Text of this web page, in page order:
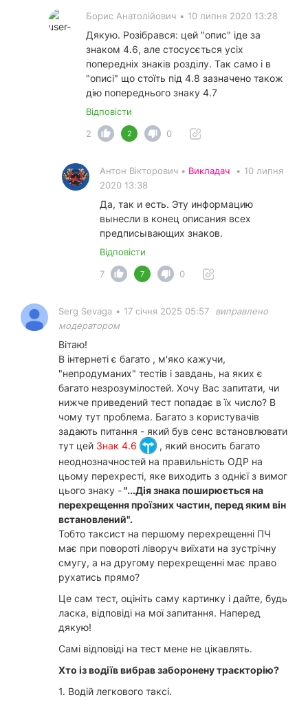
Борис Анатолійович • 10 липня 2020 13:28
Дякую. Розібрався: цей "опис" іде за
знаком 4.6, але стосусється усіх
попередніх знаків розділу. Так само і в
"описі" що стоїть під 4.8 зазначено також
дію попереднього знаку 4.7
Відповісти
2
2 0
Антон Вікторович • Викладач • 10 липня
2020 13:38
Да, так и есть. Эту информацию
вынесли в конец описания всех
предписывающих знаков.
Відповісти
7
7 0
Serg Sevaga • 17 січня 2025 05:57
виправлено
модератором
Вітаю!
В інтернеті є багато , м'яко кажучи,
"непродуманих" тестів і завдань, на яких є
багато незрозумілостей. Хочу Вас запитати, чи
нижче приведений тест попадає в їх число? В
чому тут проблема. Багато з користувачів
задають питання - який був сенс встановлювати
тут цей Знак 4.6
, який вносить багато
неоднозначностей на правильність ОДР на
цьому перехресті, яке виходить з однієї з вимог
цього знаку -"...Дія знака поширюється на
перехрещення проїзних частин, перед яким він
встановлений".
Тобто таксист на першому перехрещенні ПЧ
має при повороті ліворуч виїхати на зустрічну
смугу, а на другому перехрещенні має право
рухатись прямо?
Це сам тест, оцініть саму картинку і дайте, будь
ласка, відповіді на мої запитання. Наперед
дякую!
Самі відповіді на тест мене не цікавлять.
Хто із водіїв вибрав заборонену траєкторію?
1. Водій легкового таксі.